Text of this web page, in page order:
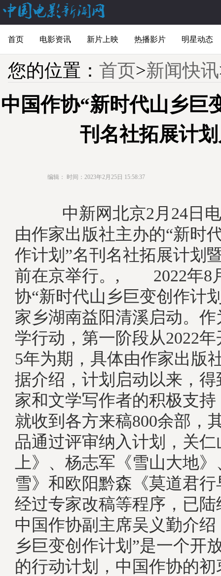
首页 电影资讯 新片上映 热播影片 明星动态
您的位置： 首页>新闻快讯
中国作协“新时代山乡巨
刊名社拓展计
编辑： 时间：2023年2月25日 15:58:37
中新网北京2月24日电
由作家出版社主办的“新时
作计划”名刊名社拓展计划
前在京举行。, 2022年8
协“新时代山乡巨变创作计
家乡湖南益阳清溪启动。
学行动，第一阶段从2022
5年为期，具体由作家出
据介绍，计划启动以来，
家和文学写作者的积极支
就收到各方来稿800余部，
品通过评审纳入计划，关
上》、杨志军《雪山大地
雪》和欧阳黔森《莫道君
经过专家改稿等程序，
中国作协副主席吴义勤介绍
乡巨变创作计划”是一个开
的行动计划，中国作协的